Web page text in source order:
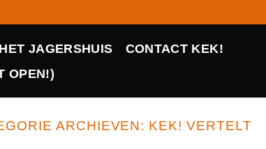
JAGERSHUIS
CONTACT KEK!
OPEN!)
ARCHIEVEN: KEK! VERTELT